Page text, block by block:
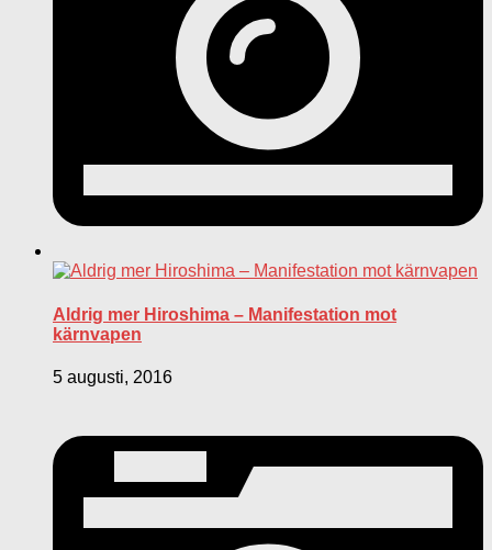
Aldrig mer Hiroshima – Manifestation mot
kärnvapen
5 augusti, 2016